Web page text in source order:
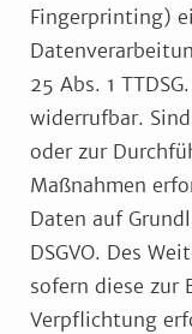
Fingerprinting)
25 Abs. 1
widerrufbar.
oder zur
Maßnahmen
Daten auf
DSGVO. Des
sofern diese zur
Verpflichtung